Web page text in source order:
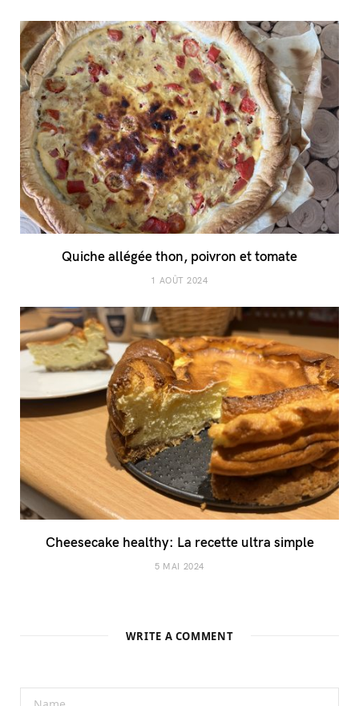
Quiche allégée thon, poivron et tomate
1 AOÛT 2024
Cheesecake healthy: La recette ultra simple
5 MAI 2024
WRITE A COMMENT